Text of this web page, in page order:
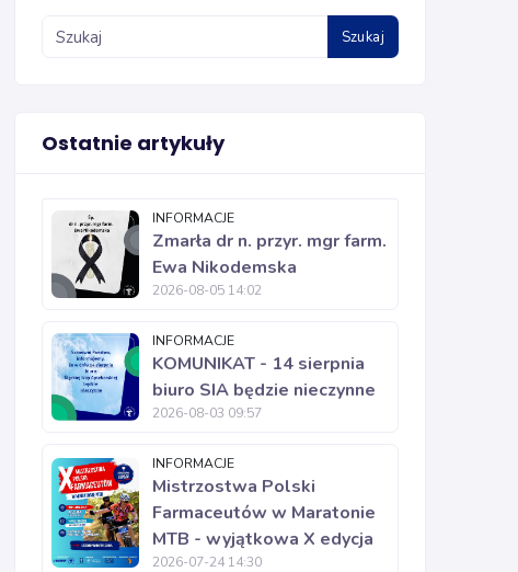
Szukaj
Ostatnie artykuły
INFORMACJE
Zmarła dr n. przyr. mgr farm.
Ewa Nikodemska
2026-08-05 14:02
INFORMACJE
KOMUNIKAT - 14 sierpnia
biuro SIA będzie nieczynne
2026-08-03 09:57
INFORMACJE
Mistrzostwa Polski
Farmaceutów w Maratonie
MTB - wyjątkowa X edycja
2026-07-24 14:30